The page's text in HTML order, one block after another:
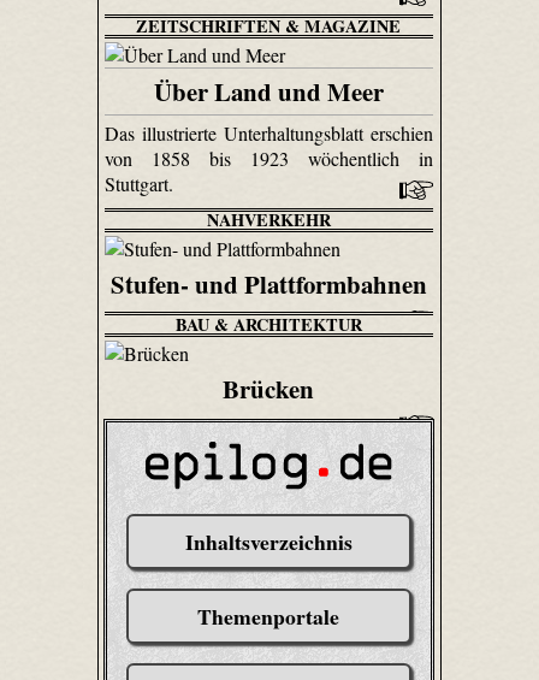
ZEITSCHRIFTEN & MAGAZINE
Über Land und Meer
Das illustrierte Unterhaltungsblatt erschien
von 1858 bis 1923 wöchentlich in
Stuttgart.
NAHVERKEHR
Stufen- und Plattformbahnen
BAU & ARCHITEKTUR
Brücken
Inhaltsverzeichnis
Themenportale